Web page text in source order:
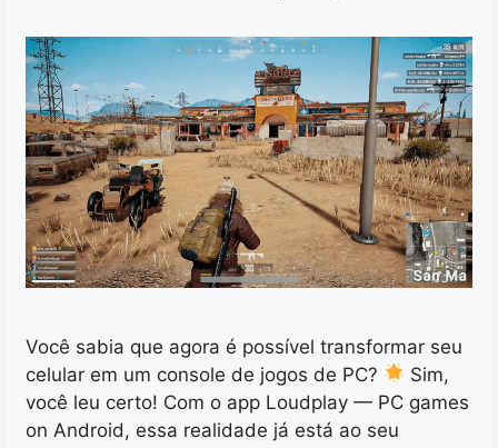
Você sabia que agora é possível transformar seu
celular em um console de jogos de PC?
Sim,
você leu certo! Com o app Loudplay — PC games
on Android, essa realidade já está ao seu